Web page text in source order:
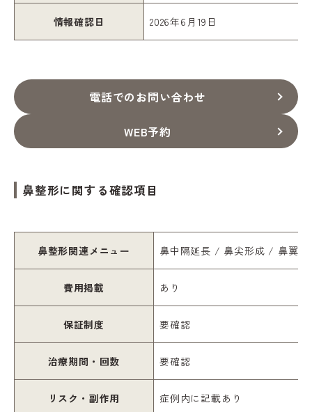
情報確認日 2026年6月19日
電話でのお問い合わせ
WEB予約
鼻整形に関する確認項目
鼻整形関連メニュー 鼻中隔延長 / 鼻尖形成 / 鼻翼
費用掲載 あり
保証制度 要確認
治療期間・回数 要確認
リスク・副作用 症例内に記載あり